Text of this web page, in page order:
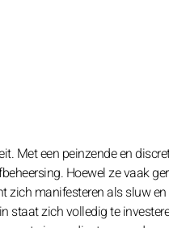
Met een peinzende en
Hoewel ze vaak
zich manifesteren als sluw
staat zich volledig te